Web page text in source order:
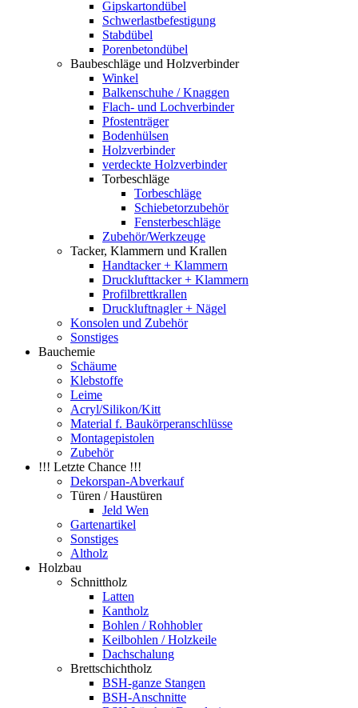
Gipskartondübel
Schwerlastbefestigung
Stabdübel
Porenbetondübel
Baubeschläge und Holzverbinder
Winkel
Balkenschuhe / Knaggen
Flach- und Lochverbinder
Pfostenträger
Bodenhülsen
Holzverbinder
verdeckte Holzverbinder
Torbeschläge
Torbeschläge
Schiebetorzubehör
Fensterbeschläge
Zubehör/Werkzeuge
Tacker, Klammern und Krallen
Handtacker + Klammern
Drucklufttacker + Klammern
Profilbrettkrallen
Druckluftnagler + Nägel
Konsolen und Zubehör
Sonstiges
Bauchemie
Schäume
Klebstoffe
Leime
Acryl/Silikon/Kitt
Material f. Baukörperanschlüsse
Montagepistolen
Zubehör
!!! Letzte Chance !!!
Dekorspan-Abverkauf
Türen / Haustüren
Jeld Wen
Gartenartikel
Sonstiges
Altholz
Holzbau
Schnittholz
Latten
Kantholz
Bohlen / Rohhobler
Keilbohlen / Holzkeile
Dachschalung
Brettschichtholz
BSH-ganze Stangen
BSH-Anschnitte